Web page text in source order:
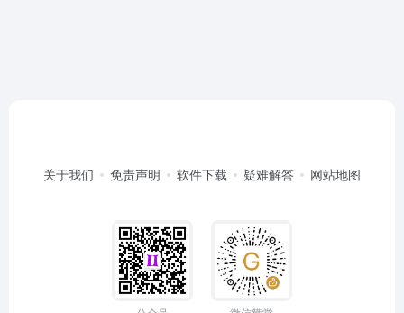
关于我们 免责声明 软件下载 疑难解答 网站地图